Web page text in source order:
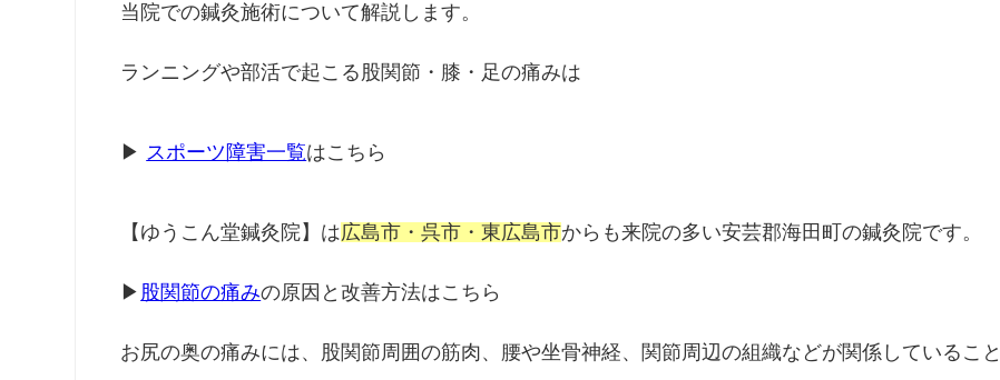
当院での鍼灸施術について解説します。
ランニングや部活で起こる股関節・膝・足の痛みは
▶ スポーツ障害一覧はこちら
【ゆうこん堂鍼灸院】は広島市・呉市・東広島市からも来院の多い安芸郡海田町の鍼灸院です。
▶ 股関節の痛みの原因と改善方法はこちら
お尻の奥の痛みには、股関節周囲の筋肉、腰や坐骨神経、関節周辺の組織などが関係していること